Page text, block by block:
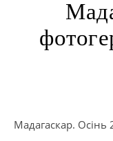
Мадагаскар. Осінь